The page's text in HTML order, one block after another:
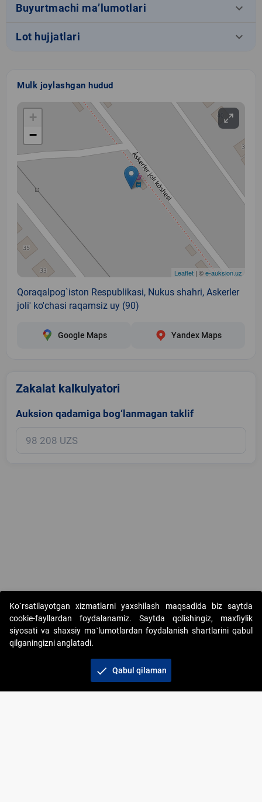
Buyurtmachi ma’lumotlari keyboard_arrow_down
Lot hujjatlari keyboard_arrow_down
Mulk joylashgan hudud
+
−
Leaflet | ©e-auksion.uz
Qoraqalpog`iston Respublikasi, Nukus shahri, Askerler
joli' ko'chasi raqamsiz uy (90)
Google Maps Yandex Maps
Zakalat kalkulyatori
Auksion qadamiga bog‘lanmagan taklif
Copyright © 2017-2026. "Elektron onlayn-auksionlarni tashkil etish"
AJ. Barcha huquqlar himoyalangan
+998 71 202-21-11
Ko`rsatilayotgan xizmatlarni yaxshilash maqsadida biz saytda
cookie-fayllardan foydalanamiz. Saytda qolishingiz, maxfiylik
siyosati va shaxsiy ma`lumotlardan foydalanish shartlarini qabul
qilganingizni anglatadi.
check Qabul qilaman